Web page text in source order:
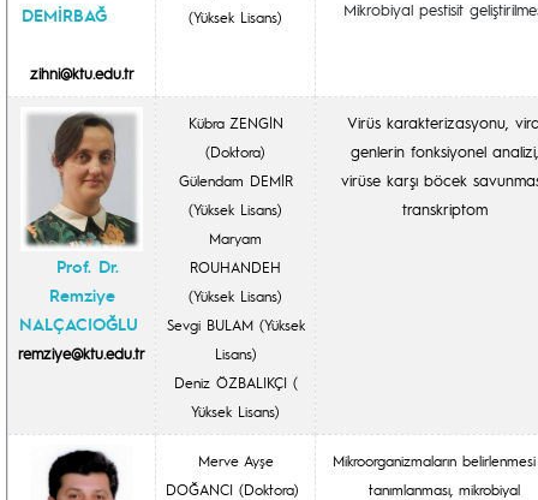
DEMİRBAĞ
zihni@ktu.edu.tr
(Yüksek Lisans)
Mikrobiyal pestisit
Prof. Dr.
Remziye
NALÇACIOĞLU
remziye@ktu.edu.tr
Kübra ZENGİN
(Doktora)
Gülendam DEMİR
(Yüksek Lisans)
Maryam
ROUHANDEH
(Yüksek Lisans)
Sevgi BULAM (Yüksek
Lisans)
Deniz ÖZBALIKÇI (
Yüksek Lisans)
Virüs karakterizasyonu,
genlerin fonksiyonel analizi,
virüse karşı böcek
transkriptom
Merve Ayşe
DOĞANCI (Doktora)
Mikroorganizmaların
tanımlanması, mikrobiyal